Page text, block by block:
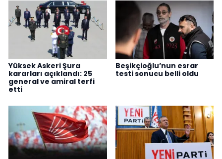
Yüksek Askeri Şura
kararları açıklandı: 25
general ve amiral terfi
etti
Beşikçioğlu’nun esrar
testi sonucu belli oldu